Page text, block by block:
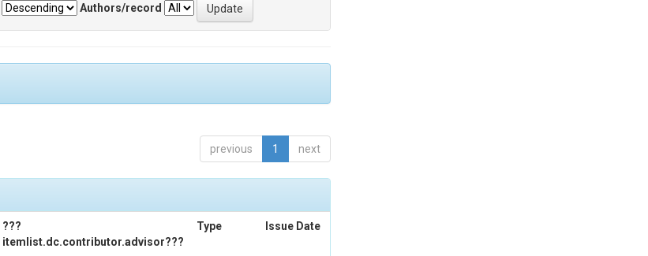
Authors/record
previous 1 next
???
itemlist.dc.contributor.advisor???
Type Issue Date